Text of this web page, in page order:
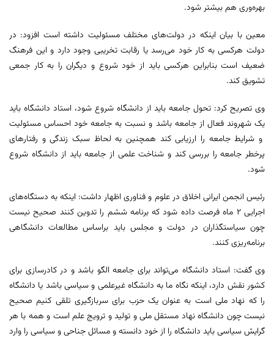
بهره‌وری هم بیشتر شود.
معین با بیان اینکه در دولت‌های مختلف مسئولیت داشته است افزود: در
دولت هرکسی به کار خود می‌رسد یا رقابت تخریبی وجود دارد و این فرهنگ
ضعیف است بنابراین هرکسی باید از خود شروع و دیگران را به کار جمعی
تشویق کند.
وی تصریح کرد: تحول جامعه باید از دانشگاه شروع شود، استاد دانشگاه باید
یک شهروند فعال از جامعه باشد و نسبت به جامعه خود احساس مسئولیت
و شرایط جامعه را ارزیابی کند همچنین به لحاظ سبک زندگی و رفتارهای
پرخطر جامعه را بررسی کند و شناخت علمی از جامعه باید از دانشگاه شروع
شود.
رئیس انجمن ایرانی اخلاق در علوم و فناوری اظهار داشت: اینکه به دستگاه‌های
اجرایی ۲ ماه فرصت داده شود که برنامه ششم را تدوین کنند صحیح نیست
چون سیاستگذاران در دولت و مجلس باید براساس مطالعات دانشگاهی
برنامه‌ریزی کنند.
وی گفت: استاد دانشگاه می‌تواند برای جامعه الگو باشد و در کادرسازی برای
کشور نقش دارد، اینکه نگاه ما به دانشگاه غیرعلمی و سیاسی باشد یا دانشگاه
را که نهاد ملی است به عنوان یک حزب برای سربازگیری تلقی کنیم صحیح
نیست چون دانشگاه نهاد مستقل ملی و تولید و ترویج علم است و همه با هر
گرایش سیاسی باید دانشگاه را از خود دانسته و مسائل جناحی و سیاسی را وارد